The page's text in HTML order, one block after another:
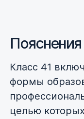
Класс 41
формы
целью